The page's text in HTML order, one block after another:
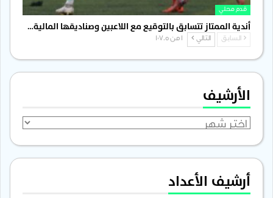
قدم محلي
أندية الممتاز تتسابق بالتوقيع مع اللاعبين وصناديقها المالية…
السابق التالي
الأرشيف
الأرشيف
أرشيف الأعداد